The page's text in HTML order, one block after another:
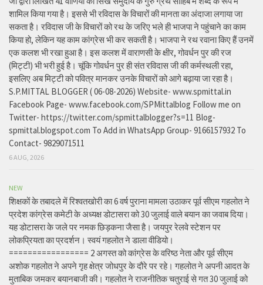
शामिल किया गया है। इससे भी रविदास के विचारों की मानता का अंदाजा लगाया जा
सकता है। रविदास जी के विचारों को रथ के जरिए भले ही भाजपा ने पहुंचाने का काम
किया हो, लेकिन यह काम कांग्रेस भी कर सकती है। भाजपा ने रथ रवाना किए हैं उनमें
एक कलश भी रखा हुआ है। इस कलश में वाराणसी के क्षीर, गोवर्धन पुर की रज
(मिट्टी) भी भरी हुई है। चूंकि गोवर्धन पुर ही संत रविदास जी की कर्मस्थली रहा,
इसलिए अब मिट्टी को पवित्र मानकर उनके विचारों को आगे बढ़ाया जा रहा है।
S.P.MITTAL BLOGGER ( 06-08-2026) Website- www.spmittal.in
Facebook Page- www.facebook.com/SPMittalblog Follow me on
Twitter- https://twitter.com/spmittalblogger?s=11 Blog-
spmittal.blogspot.com To Add in WhatsApp Group- 9166157932 To
Contact- 9829071511
6 AUG, 2026
NEW
शिक्षकों के तबादले में रिश्वतखोरी का 6 वर्ष पुराना मामला उठाकर पूर्व सीएम गहलोत ने
प्रदेश कांग्रेस कमेटी के अध्यक्ष डोटासरा को 30 जुलाई वाले बयान का जवाब दिया।
यह डोटासरा के जले पर नमक छिड़कना जैसा है। जयपुर रेलवे स्टेशन पर
लोकप्रियता का प्रदर्शन। स्वयं गहलोत ने डाला वीडियो।
================= 2 अगस्त को कांग्रेस के वरिष्ठ नेता और पूर्व सीएम
अशोक गहलोत ने अपने गृह क्षेत्र जोधपुर के दौरे पर रहे। गहलोत ने अपनी आदत के
मुताबिक जमकर बयानबाजी की। गहलोत ने राजनीतिक चतुराई से गत 30 जुलाई को